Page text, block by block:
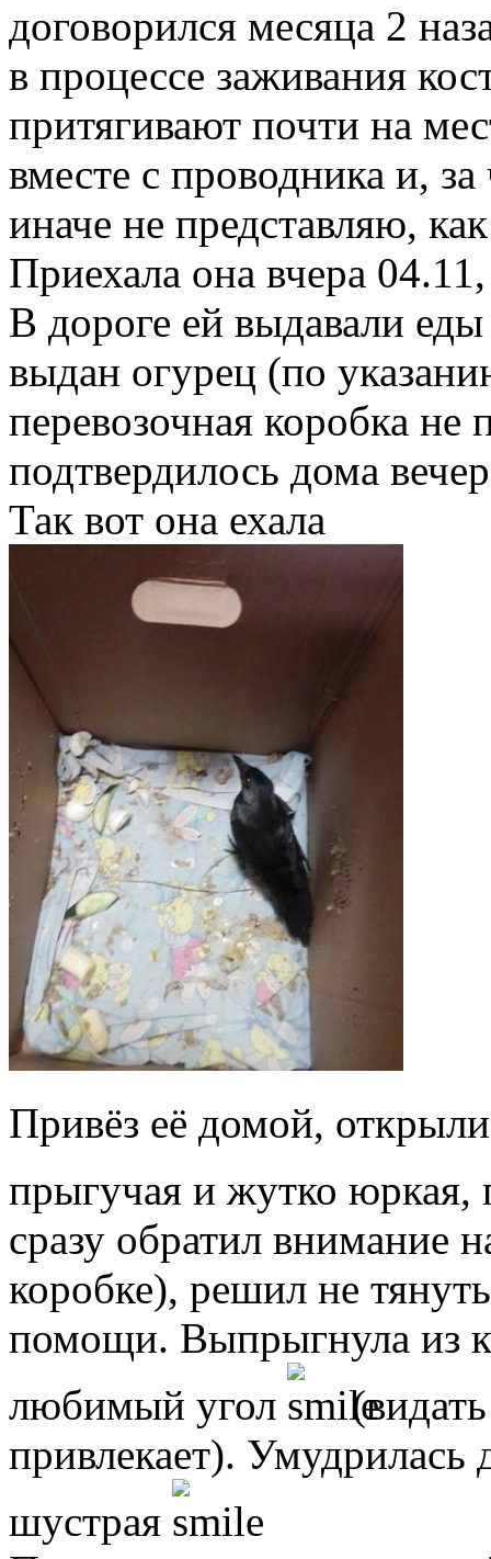
договорился месяца 2
в процессе заживания
притягивают почти на
вместе с проводника и,
иначе не представляю,
Приехала она вчера
В дороге ей выдавали
выдан огурец (по
перевозочная коробка не
подтвердилось дома
Так вот она ехала
Привёз её домой,
прыгучая и жутко
сразу обратил внимание
коробке), решил не
помощи. Выпрыгнула из
любимый угол
привлекает).
шустрая